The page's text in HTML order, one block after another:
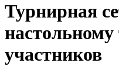
Турнирная
настольному
участников